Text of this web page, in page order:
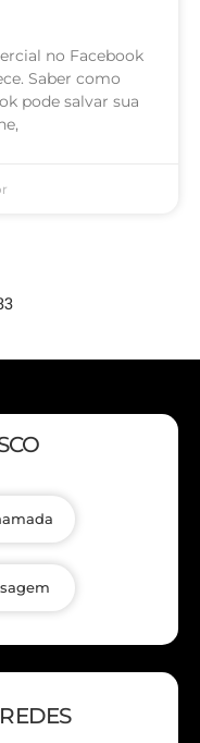
no Facebook
Saber como
pode salvar sua